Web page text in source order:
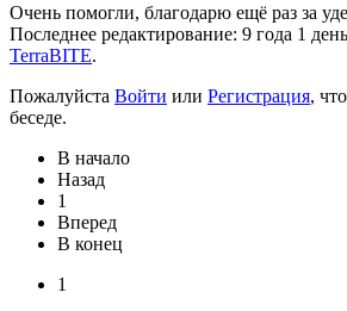
Очень помогли, благодарю ещё раз за
Последнее редактирование: 9 года 1
TerraBITE.
Пожалуйста Войти или Регистрация,
беседе.
В начало
Назад
1
Вперед
В конец
1